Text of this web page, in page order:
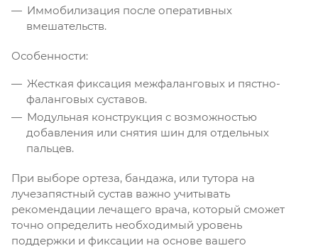
Иммобилизация после оперативных
вмешательств.
Особенности:
Жесткая фиксация межфаланговых и пястно-
фаланговых суставов.
Модульная конструкция с возможностью
добавления или снятия шин для отдельных
пальцев.
При выборе ортеза, бандажа, или тутора на
лучезапястный сустав важно учитывать
рекомендации лечащего врача, который сможет
точно определить необходимый уровень
поддержки и фиксации на основе вашего